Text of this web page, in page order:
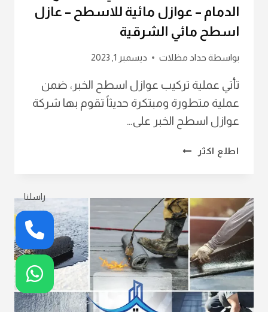
الدمام – عوازل مائية للاسطح – عازل
اسطح مائي الشرقية
بواسطة حداد مظلات ديسمبر 1, 2023
تأتي عملية تركيب عوازل اسطح الخبر، ضمن
عملية متطورة ومبتكرة حديثاً تقوم بها شركة
عوازل اسطح الخبر على…
اطلع اكثر
تركيب
ت:
0568639993
عازل
حراري
للاسطح
الدمام
–
عوازل
راسلنا